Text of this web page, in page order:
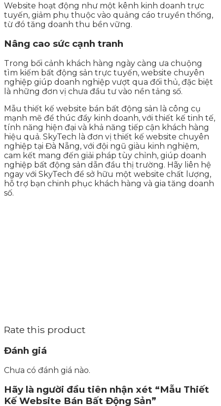
Website hoạt động như một kênh kinh doanh trực
tuyến, giảm phụ thuộc vào quảng cáo truyền thống,
từ đó tăng doanh thu bền vững.
Nâng cao sức cạnh tranh
Trong bối cảnh khách hàng ngày càng ưa chuộng
tìm kiếm bất động sản trực tuyến, website chuyên
nghiệp giúp doanh nghiệp vượt qua đối thủ, đặc biệt
là những đơn vị chưa đầu tư vào nền tảng số.
Mẫu thiết kế website bán bất động sản là công cụ
mạnh mẽ để thúc đẩy kinh doanh, với thiết kế tinh tế,
tính năng hiện đại và khả năng tiếp cận khách hàng
hiệu quả. SkyTech là đơn vị thiết kế website chuyên
nghiệp tại Đà Nẵng, với đội ngũ giàu kinh nghiệm,
cam kết mang đến giải pháp tùy chỉnh, giúp doanh
nghiệp bất động sản dẫn đầu thị trường. Hãy liên hệ
ngay với SkyTech để sở hữu một website chất lượng,
hỗ trợ bạn chinh phục khách hàng và gia tăng doanh
số.
Rate this product
Đánh giá
Chưa có đánh giá nào.
Hãy là người đầu tiên nhận xét “Mẫu Thiết
Kế Website Bán Bất Động Sản”